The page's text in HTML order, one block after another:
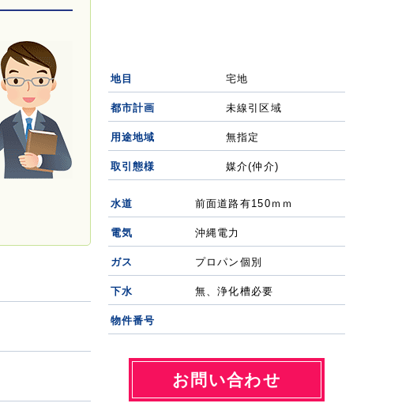
地目 宅地
都市計画 未線引区域
用途地域 無指定
取引態様 媒介(仲介)
水道 前面道路有150ｍｍ
電気 沖縄電力
ガス プロパン個別
下水 無、浄化槽必要
物件番号
お問い合わせ